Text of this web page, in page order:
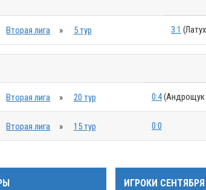
Вторая лига » 5 тур 3:1
Вторая лига » 20 тур 0:4(Андрощук
Вторая лига » 15 тур 0:0
ИГРОКИ СЕНТЯБРЯ